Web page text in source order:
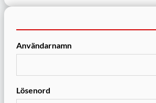
Användarnamn
Lösenord